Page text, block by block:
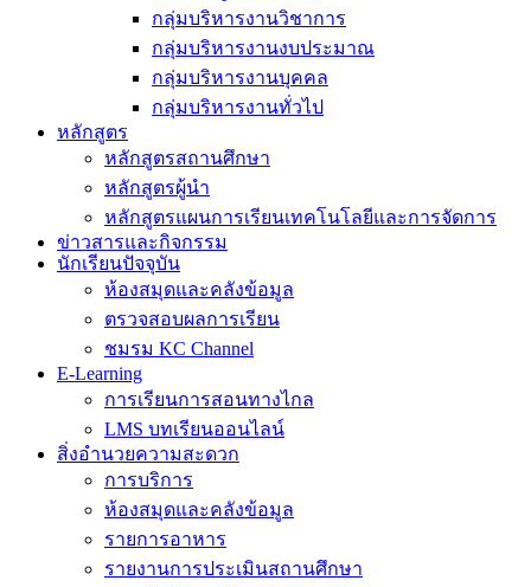
กลุ่มบริหารงานวิชาการ
กลุ่มบริหารงานงบประมาณ
กลุ่มบริหารงานบุคคล
กลุ่มบริหารงานทั่วไป
หลักสูตร
หลักสูตรสถานศึกษา
หลักสูตรผู้นำ
หลักสูตรแผนการเรียนเทคโนโลยีและการจัดการ
ข่าวสารและกิจกรรม
นักเรียนปัจจุบัน
ห้องสมุดและคลังข้อมูล
ตรวจสอบผลการเรียน
ชมรม KC Channel
E-Learning
การเรียนการสอนทางไกล
LMS บทเรียนออนไลน์
สิ่งอำนวยความสะดวก
การบริการ
ห้องสมุดและคลังข้อมูล
รายการอาหาร
รายงานการประเมินสถานศึกษา